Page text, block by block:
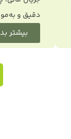
دقیق و
بیشتر